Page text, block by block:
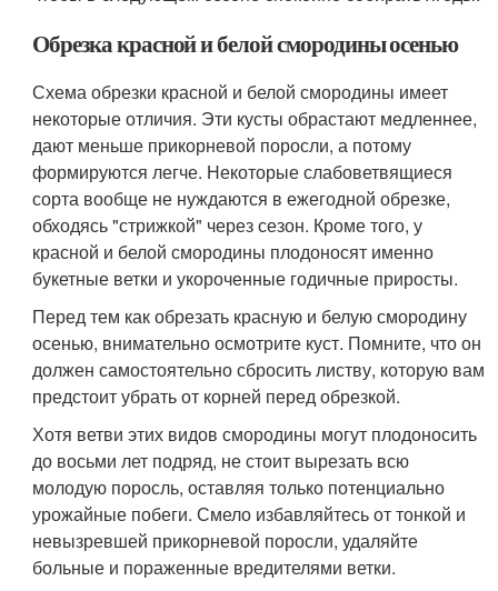
Обрезка красной и белой смородины осенью
Схема обрезки красной и белой смородины имеет
некоторые отличия. Эти кусты обрастают медленнее,
дают меньше прикорневой поросли, а потому
формируются легче. Некоторые слабоветвящиеся
сорта вообще не нуждаются в ежегодной обрезке,
обходясь "стрижкой" через сезон. Кроме того, у
красной и белой смородины плодоносят именно
букетные ветки и укороченные годичные приросты.
Перед тем как обрезать красную и белую смородину
осенью, внимательно осмотрите куст. Помните, что он
должен самостоятельно сбросить листву, которую вам
предстоит убрать от корней перед обрезкой.
Хотя ветви этих видов смородины могут плодоносить
до восьми лет подряд, не стоит вырезать всю
молодую поросль, оставляя только потенциально
урожайные побеги. Смело избавляйтесь от тонкой и
невызревшей прикорневой поросли, удаляйте
больные и пораженные вредителями ветки.